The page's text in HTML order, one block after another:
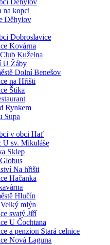
Děhylov
na kopci
Děhylov
Dobroslavice
Kovárna
Kuželna
U Žáby
Dolní Benešov
na Hřišti
Štika
Rynkem
Supa
v obci Hať
U sv. Mikuláše
Sklep
Na hřišti
Hačanka
Hlučín
mlýn
svatý Jiří
U Čochtana
a penzion Stará celnice
Nová Laguna